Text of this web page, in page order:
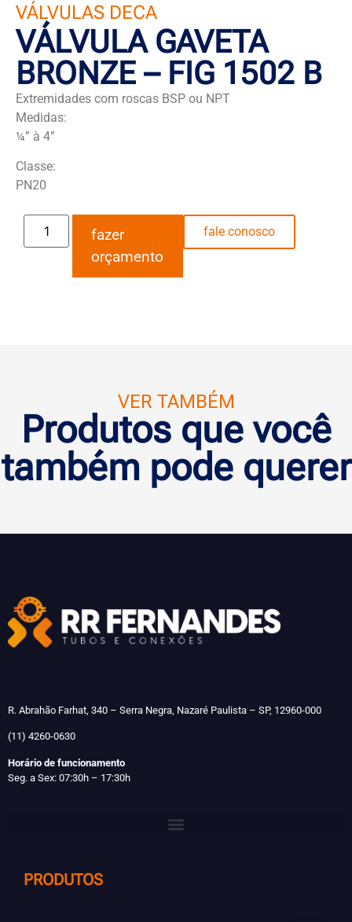
VÁLVULAS DECA
VÁLVULA GAVETA
BRONZE – FIG 1502 B
Extremidades com roscas BSP ou NPT
Medidas:
¼” à 4”
Classe:
PN20
fazer
orçamento
fale conosco
VER TAMBÉM
Produtos que você
também pode querer
R. Abrahão Farhat, 340 – Serra Negra, Nazaré Paulista – SP, 12960-000
(11) 4260-0630
Horário de funcionamento
Seg. a Sex: 07:30h – 17:30h
PRODUTOS